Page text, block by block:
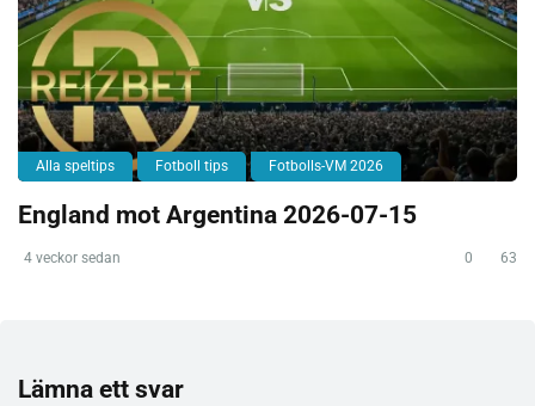
Alla speltips Fotboll tips Fotbolls-VM 2026
England mot Argentina 2026-07-15
4 veckor sedan 0 63
Lämna ett svar